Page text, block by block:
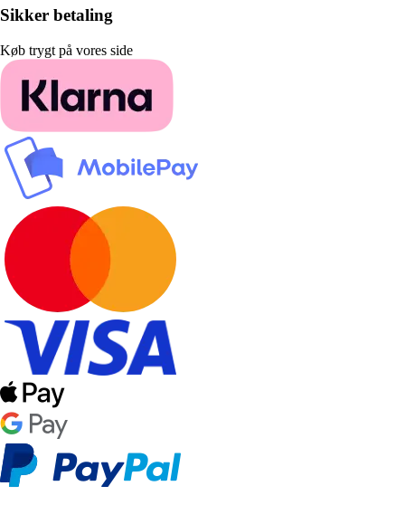
Sikker betaling
Køb trygt på vores side